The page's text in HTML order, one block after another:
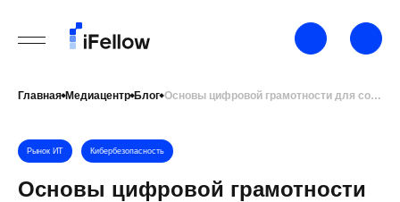
Главная Медиацентр Блог Основы цифровой грамотности для сотрудников всех уровней: что нужно знать в 2026 году
Основы цифровой грамотности
Рынок ИТ Кибербезопасность